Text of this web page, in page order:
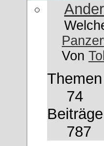
Von
Themen
74
Beiträge
787